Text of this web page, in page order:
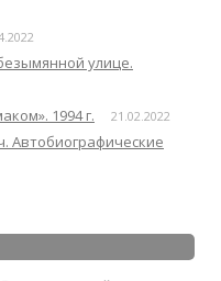
улице.
1994 г. 21.02.2022
Автобиографические